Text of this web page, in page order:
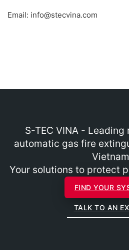
Email: info@stecvina.com
S-TEC VINA -
automatic gas fire
Your solutions to protect
FIND YOUR
TALK TO AN